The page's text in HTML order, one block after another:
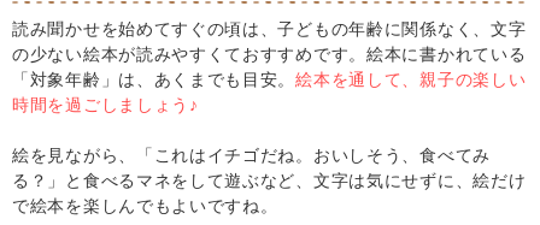
読み聞かせを始めてすぐの頃は、子どもの年齢に関係なく、文字
の少ない絵本が読みやすくておすすめです。絵本に書かれている
「対象年齢」は、あくまでも目安。絵本を通して、親子の楽しい
時間を過ごしましょう♪
絵を見ながら、「これはイチゴだね。おいしそう、食べてみ
る？」と食べるマネをして遊ぶなど、文字は気にせずに、絵だけ
で絵本を楽しんでもよいですね。